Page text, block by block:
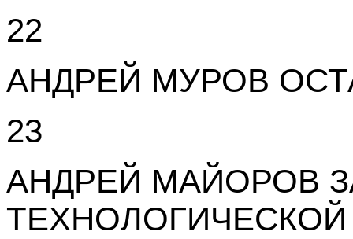
22
АНДРЕЙ МУРОВ
23
АНДРЕЙ МАЙОРОВ
ТЕХНОЛОГИЧЕСКОЙ